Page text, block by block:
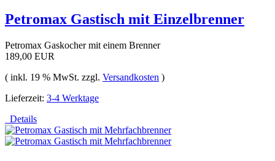
Petromax Gastisch mit Einzelbrenner
Petromax Gaskocher mit einem Brenner
189,00 EUR
( inkl. 19 % MwSt. zzgl. Versandkosten )
Lieferzeit: 3-4 Werktage
Details